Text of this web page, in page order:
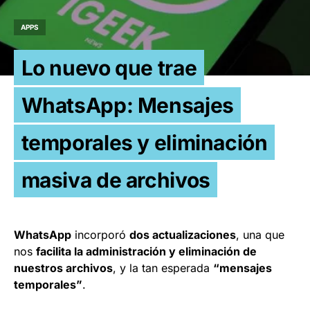
APPS
Lo nuevo que trae
WhatsApp: Mensajes
temporales y eliminación
masiva de archivos
WhatsApp incorporó dos actualizaciones, una que
nos facilita la administración y eliminación de
nuestros archivos, y la tan esperada “mensajes
temporales”.